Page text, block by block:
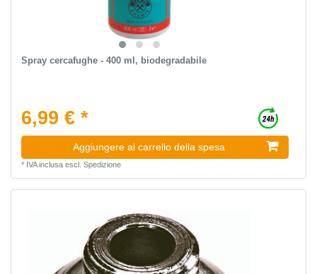
Spray cercafughe - 400 ml, biodegradabile
6,99 € *
Aggiungere al carrello della spesa
* IVA inclusaescl. Spedizione